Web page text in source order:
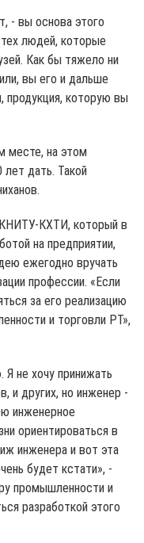
- вы основа этого
людей, которые
Как бы тяжело ни
вы его и дальше
продукция, которую вы
месте, на этом
дать. Такой
КНИТУ-КХТИ, который в
на предприятии,
ежегодно вручать
профессии. «Если
за его реализацию
и торговли РТ»,
не хочу принижать
и других, но инженер -
инженерное
ориентироваться в
инженера и вот эта
будет кстати», -
промышленности и
разработкой этого